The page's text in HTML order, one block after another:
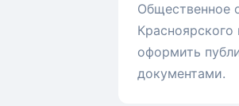
Общественное
оформить
документами.